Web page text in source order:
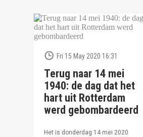
Fri 15 May 2020 16:31
Terug naar 14 mei
1940: de dag dat het
hart uit Rotterdam
werd gebombardeerd
Het is donderdag 14 mei 2020